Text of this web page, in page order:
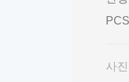
사